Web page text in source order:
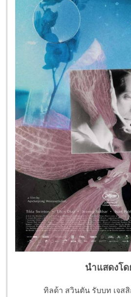
นำแสดงโด
ทิลด้า สวินตัน รับบท เจส